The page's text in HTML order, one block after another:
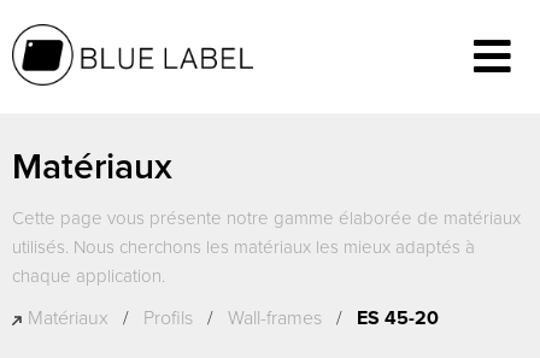
Matériaux
Cette page vous présente notre gamme élaborée de matériaux
utilisés. Nous cherchons les matériaux les mieux adaptés à
chaque application.
Matériaux / Profils / Wall-frames / ES 45-20